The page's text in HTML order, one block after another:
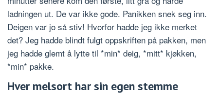
ladningen ut. De var ikke gode. Panikken snek seg inn.
Deigen var jo så stiv! Hvorfor hadde jeg ikke merket
det? Jeg hadde blindt fulgt oppskriften på pakken, men
jeg hadde glemt å lytte til *min* deig, *mitt* kjøkken,
*min* pakke.
Hver melsort har sin egen stemme